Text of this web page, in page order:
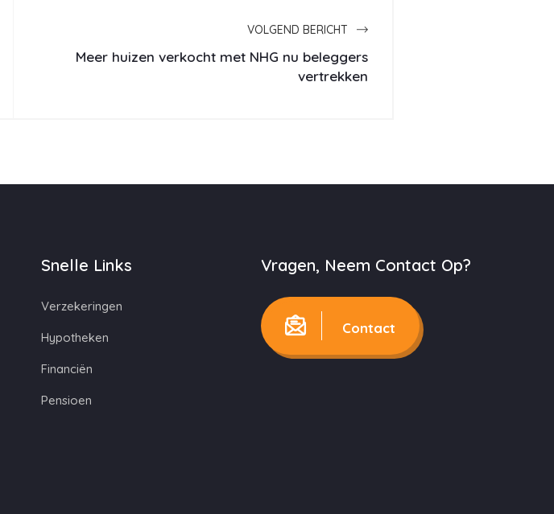
VOLGEND BERICHT
Meer huizen verkocht met NHG nu beleggers
vertrekken
Snelle Links
Verzekeringen
Hypotheken
Financiën
Pensioen
Vragen, Neem Contact Op?
Contact